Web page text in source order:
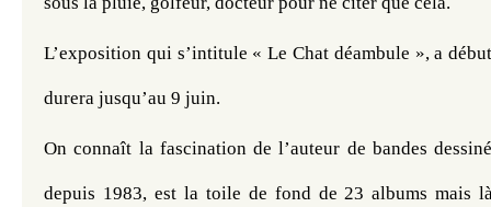
L’exposition qui s’intitule « Le Chat déambule », a
durera jusqu’au 9 juin.
On connaît la fascination de l’auteur de bandes
depuis 1983, est la toile de fond de 23 albums mais